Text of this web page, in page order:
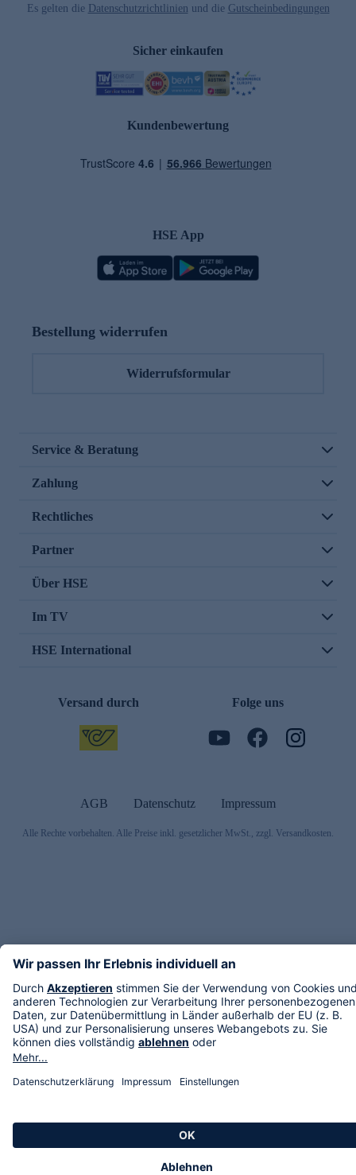
Es gelten die Datenschutzrichtlinien und die Gutscheinbedingungen
Sicher einkaufen
Kundenbewertung
HSE App
Bestellung widerrufen
Widerrufsformular
Service & Beratung
Zahlung
Rechtliches
Partner
Über HSE
Im TV
HSE International
Versand durch Folge uns
AGB Datenschutz Impressum
Alle Rechte vorbehalten. Alle Preise inkl. gesetzlicher MwSt., zzgl. Versandkosten.